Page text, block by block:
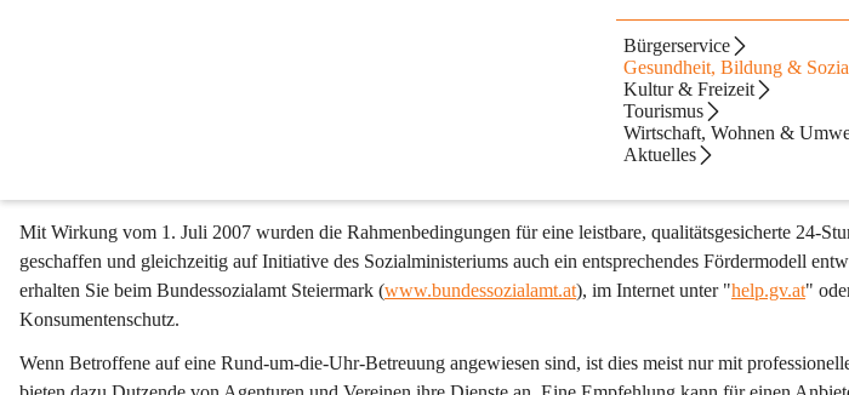
Bürgerservice
Gesundheit, Bildung &
Kultur & Freizeit
Tourismus
Wirtschaft, Wohnen &
Aktuelles
Die Lebenserwartung in Österreich steigt, und immer mehr pflegebedürftige Menschen wollen den letzten
Die 24-Stunden-Betreuung stellt eine Betreuungsform dar, in der die zu pflegende bzw. zu betreuende
Mit Wirkung vom 1. Juli 2007 wurden die Rahmenbedingungen für eine leistbare, qualitätsgesicherte 24-
geschaffen und gleichzeitig auf Initiative des Sozialministeriums auch ein entsprechendes Fördermodell
erhalten Sie beim Bundessozialamt Steiermark (www.bundessozialamt.at), im Internet unter "help.gv.at"
Konsumentenschutz.
Wenn Betroffene auf eine Rund-um-die-Uhr-Betreuung angewiesen sind, ist dies meist nur mit